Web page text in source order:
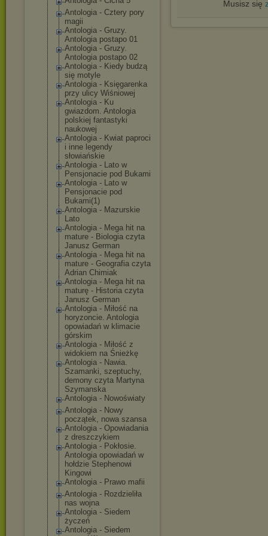
Antologia - Cztery pory
magii
Antologia - Gruzy.
Antologia postapo 01
Antologia - Gruzy.
Antologia postapo 02
Antologia - Kiedy budzą
się motyle
Antologia - Księgarenka
przy ulicy Wiśniowej
Antologia - Ku
gwiazdom. Antologia
polskiej fantastyki
naukowej
Antologia - Kwiat paproci
i inne legendy
słowiańskie
Antologia - Lato w
Pensjonacie pod Bukami
Antologia - Lato w
Pensjonacie pod
Bukami(1)
Antologia - Mazurskie
Lato
Antologia - Mega hit na
mature - Biologia czyta
Janusz German
Antologia - Mega hit na
mature - Geografia czyta
Adrian Chimiak
Antologia - Mega hit na
maturę - Historia czyta
Janusz German
Antologia - Miłość na
horyzoncie. Antologia
opowiadań w klimacie
górskim
Antologia - Miłość z
widokiem na Śnieżkę
Antologia - Nawia.
Szamanki, szeptuchy,
demony czyta Martyna
Szymanska
Antologia - Nowoświaty
Antologia - Nowy
początek, nowa szansa
Antologia - Opowiadania
z dreszczykiem
Antologia - Pokłosie.
Antologia opowiadań w
hołdzie Stephenowi
Kingowi
Antologia - Prawo mafii
Antologia - Rozdzieliła
nas wojna
Antologia - Siedem
życzeń
Antologia - Siedem
Musisz się